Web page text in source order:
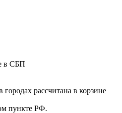
в СБП
городах рассчитана в корзине
пункте РФ.